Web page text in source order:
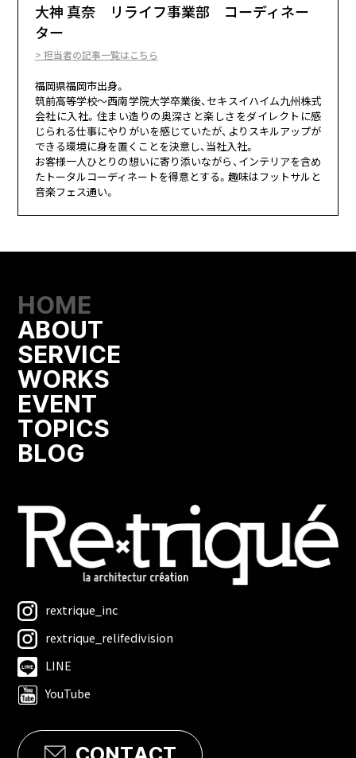
大神 真奈 リライフ事業部 コーディネー
ター
> 担当者の記事一覧はこちら
福岡県福岡市出身。
筑前高等学校～西南学院大学卒業後、セキスイハイム九州株式
会社に入社。住まい造りの奥深さと楽しさをダイレクトに感
じられる仕事にやりがいを感じていたが、よりスキルアップが
できる環境に身を置くことを決意し、当社入社。
お客様一人ひとりの想いに寄り添いながら、インテリアを含め
たトータルコーディネートを得意とする。趣味はフットサルと
音楽フェス通い。
HOME
ABOUT
SERVICE
WORKS
EVENT
TOPICS
BLOG
rextrique_inc
rextrique_relifedivision
LINE
YouTube